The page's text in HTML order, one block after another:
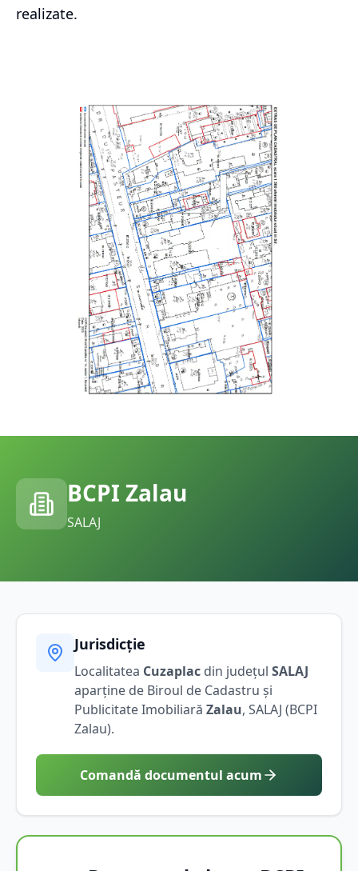
realizate.
BCPI Zalau
SALAJ
Jurisdicție
Localitatea Cuzaplac din județul SALAJ
aparține de Biroul de Cadastru și
Publicitate Imobiliară Zalau, SALAJ (BCPI
Zalau).
Comandă documentul acum